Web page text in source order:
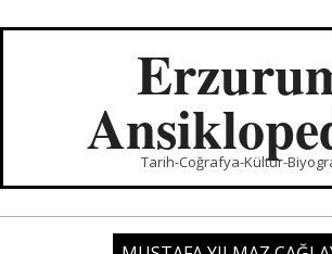
Tarih-Coğrafya-Kültür-